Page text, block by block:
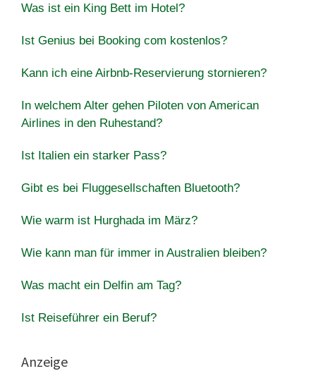
Was ist ein King Bett im Hotel?
Ist Genius bei Booking com kostenlos?
Kann ich eine Airbnb-Reservierung stornieren?
In welchem ​​Alter gehen Piloten von American
Airlines in den Ruhestand?
Ist Italien ein starker Pass?
Gibt es bei Fluggesellschaften Bluetooth?
Wie warm ist Hurghada im März?
Wie kann man für immer in Australien bleiben?
Was macht ein Delfin am Tag?
Ist Reiseführer ein Beruf?
Anzeige